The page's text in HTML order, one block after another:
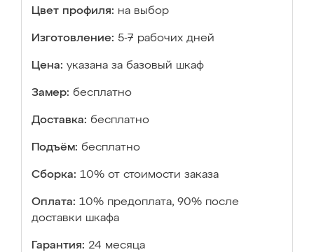
Цвет профиля: на выбор
Изготовление: 5-7 рабочих дней
Цена: указана за базовый шкаф
Замер: бесплатно
Доставка: бесплатно
Подъём: бесплатно
Сборка: 10% от стоимости заказа
Оплата: 10% предоплата, 90% после
доставки шкафа
Гарантия: 24 месяца